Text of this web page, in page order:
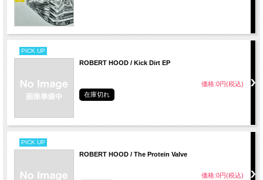
PICK UP
ROBERT HOOD / Kick Dirt EP
価格:0円(税込)
在庫切れ
PICK UP
ROBERT HOOD / The Protein Valve
価格:0円(税込)